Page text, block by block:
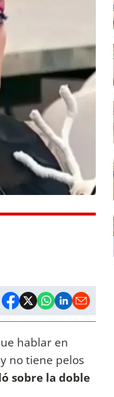
hablar en
no tiene pelos
sobre la doble